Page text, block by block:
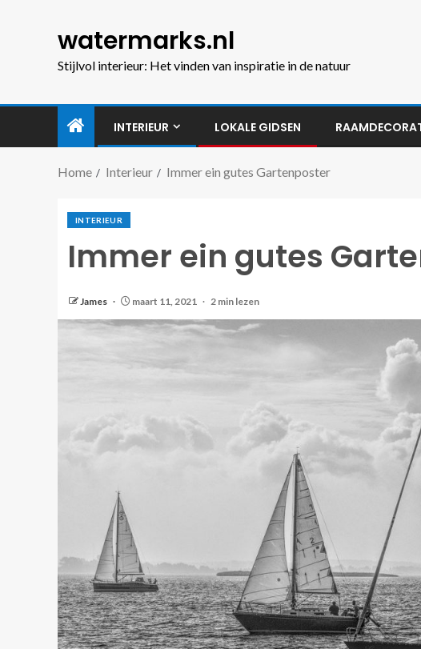
watermarks.nl
Stijlvol interieur: Het vinden van inspiratie in de natuur
INTERIEUR LOKALE GIDSEN
Home Interieur Immer ein gutes Gartenposter
INTERIEUR
Immer ein gutes
James maart 11, 2021 2 min lezen